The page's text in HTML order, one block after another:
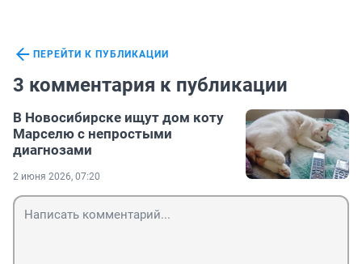
ПЕРЕЙТИ К ПУБЛИКАЦИИ
3 комментария к публикации
В Новосибирске ищут дом коту
Марселю с непростыми
диагнозами
2 июня 2026, 07:20